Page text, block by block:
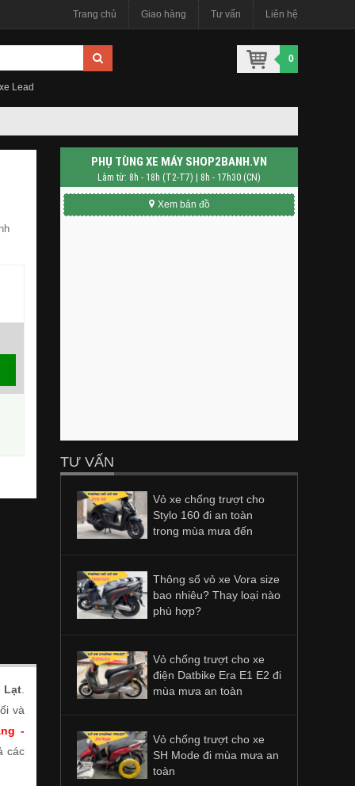
Trang chủ Giao hàng Tư vấn Liên hệ
Lead
0
Lạt
và
-
các
PHỤ TÙNG XE MÁY SHOP2BANH.VN
Làm từ: 8h - 18h (T2-T7) | 8h - 17h30 (CN)
Xem bản đồ
TƯ VẤN
Vỏ xe chống trượt cho
Stylo 160 đi an toàn
trong mùa mưa đến
Thông số vỏ xe Vora size
bao nhiêu? Thay loại nào
phù hợp?
Vỏ chống trượt cho xe
điện Datbike Era E1 E2 đi
mùa mưa an toàn
Vỏ chống trượt cho xe
SH Mode đi mùa mưa an
toàn